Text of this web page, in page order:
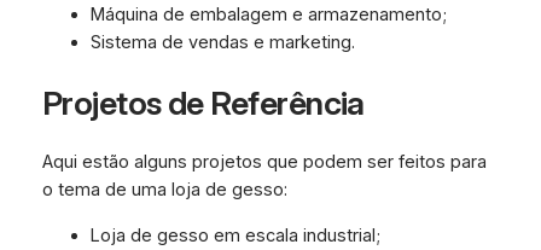
Máquina de embalagem e armazenamento;
Sistema de vendas e marketing.
Projetos de Referência
Aqui estão alguns projetos que podem ser feitos para
o tema de uma loja de gesso:
Loja de gesso em escala industrial;